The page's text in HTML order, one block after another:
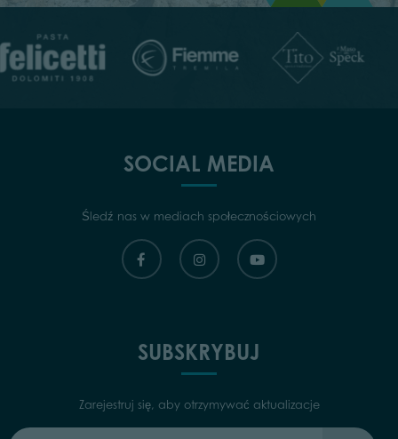
SOCIAL MEDIA
Śledź nas w mediach społecznościowych
SUBSKRYBUJ
Zarejestruj się, aby otrzymywać aktualizacje